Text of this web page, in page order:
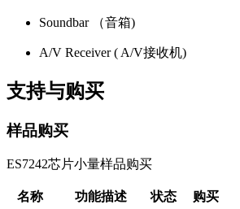
Soundbar （音箱)
A/V Receiver ( A/V接收机)
支持与购买
样品购买
ES7242芯片小量样品购买
名称 功能描述 状态
购买